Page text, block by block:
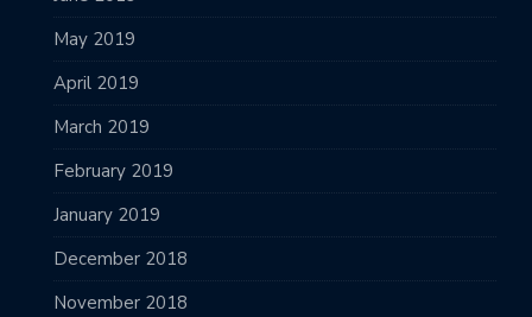
May 2019
April 2019
March 2019
February 2019
January 2019
December 2018
November 2018